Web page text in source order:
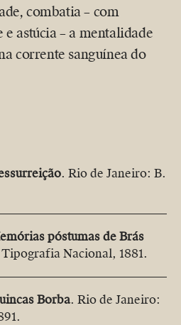
combatia – com
astúcia – a mentalidade
corrente sanguínea do
. Rio de Janeiro: B.
póstumas de Brás
Nacional, 1881.
Borba. Rio de Janeiro: